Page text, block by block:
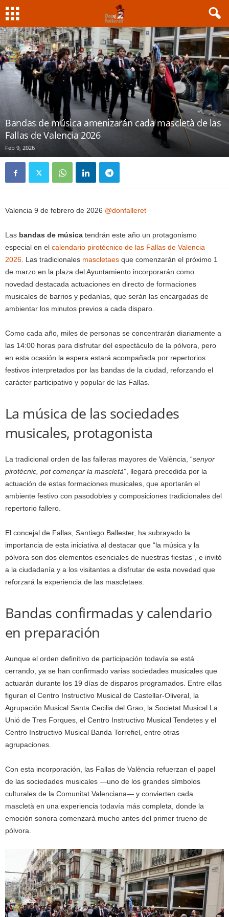
Bandas de música amenizarán cada mascletà de las
Fallas de Valencia 2026
Feb 9, 2026
Valencia 9 de febrero de 2026 @donfalleret
Las bandas de música tendrán este año un protagonismo
especial en el calendario pirotécnico de las Fallas de Valencia
2026. Las tradicionales mascletaes que comenzarán el próximo 1
de marzo en la plaza del Ayuntamiento incorporarán como
novedad destacada actuaciones en directo de formaciones
musicales de barrios y pedanías, que serán las encargadas de
ambientar los minutos previos a cada disparo.
Como cada año, miles de personas se concentrarán diariamente a
las 14:00 horas para disfrutar del espectáculo de la pólvora, pero
en esta ocasión la espera estará acompañada por repertorios
festivos interpretados por las bandas de la ciudad, reforzando el
carácter participativo y popular de las Fallas.
La música de las sociedades
musicales, protagonista
La tradicional orden de las falleras mayores de València, “senyor
pirotècnic, pot començar la mascletà”, llegará precedida por la
actuación de estas formaciones musicales, que aportarán el
ambiente festivo con pasodobles y composiciones tradicionales del
repertorio fallero.
El concejal de Fallas, Santiago Ballester, ha subrayado la
importancia de esta iniciativa al destacar que “la música y la
pólvora son dos elementos esenciales de nuestras fiestas”, e invitó
a la ciudadanía y a los visitantes a disfrutar de esta novedad que
reforzará la experiencia de las mascletaes.
Bandas confirmadas y calendario
en preparación
Aunque el orden definitivo de participación todavía se está
cerrando, ya se han confirmado varias sociedades musicales que
actuarán durante los 19 días de disparos programados. Entre ellas
figuran el Centro Instructivo Musical de Castellar-Oliveral, la
Agrupación Musical Santa Cecilia del Grao, la Societat Musical La
Unió de Tres Forques, el Centro Instructivo Musical Tendetes y el
Centro Instructivo Musical Banda Torrefiel, entre otras
agrupaciones.
Con esta incorporación, las Fallas de València refuerzan el papel
de las sociedades musicales —uno de los grandes símbolos
culturales de la Comunitat Valenciana— y convierten cada
mascletà en una experiencia todavía más completa, donde la
emoción sonora comenzará mucho antes del primer trueno de
pólvora.